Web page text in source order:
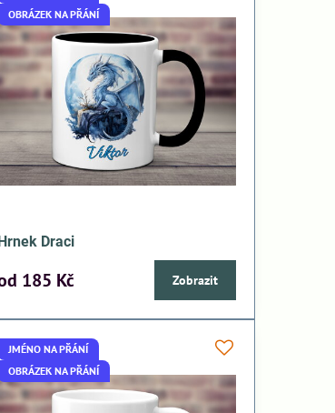
OBRÁZEK NA PŘÁNÍ
Hrnek Draci
185 Kč Zobrazit
JMÉNO NA PŘÁNÍ
OBRÁZEK NA PŘÁNÍ